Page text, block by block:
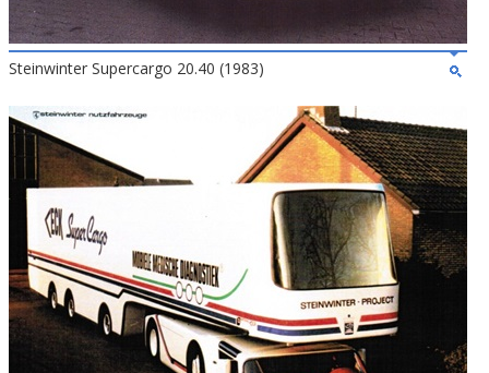
Steinwinter Supercargo 20.40 (1983)